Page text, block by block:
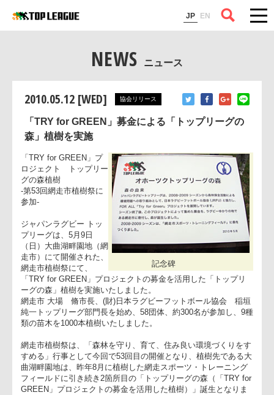
JP EN
コラム
NEWS ニュース
2010.05.12 [WED] 協会リリース
「TRY for GREEN」募金による「トップリーグの
森」植樹を実施
「TRY for GREEN」プ
ロジェクト トップリー
グの森植樹
参加-
ジャパンラグビー トッ
プリーグは、5月9日
（日）大曲湖畔園地（網
走市）にて開催された、
網走市植樹祭にて、
「TRY for GREEN」プロジェクトの募金を活用した「トップリ
ーグの森」植樹を実施いたしました。
純一トップリーグ部門長を始め、58団体、約300名が参加し、9
類の苗木を1000本植樹いたしました。
網走市植樹祭は、「森林を守り、育て、住み良い環境づくりを